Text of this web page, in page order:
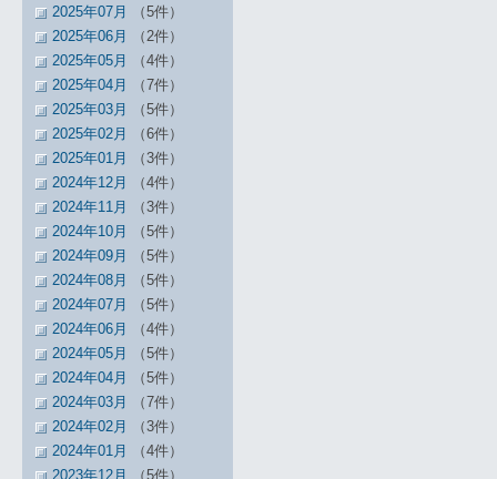
2025年07月
（5件）
2025年06月
（2件）
2025年05月
（4件）
2025年04月
（7件）
2025年03月
（5件）
2025年02月
（6件）
2025年01月
（3件）
2024年12月
（4件）
2024年11月
（3件）
2024年10月
（5件）
2024年09月
（5件）
2024年08月
（5件）
2024年07月
（5件）
2024年06月
（4件）
2024年05月
（5件）
2024年04月
（5件）
2024年03月
（7件）
2024年02月
（3件）
2024年01月
（4件）
2023年12月
（5件）